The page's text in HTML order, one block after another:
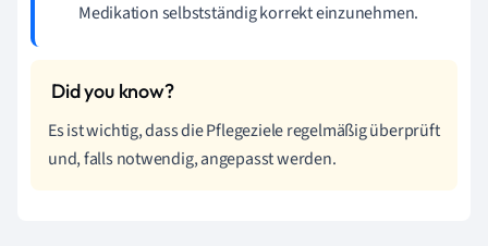
Medikation selbstständig korrekt einzunehmen.
Es ist wichtig, dass die Pflegeziele regelmäßig überprüft
und, falls notwendig, angepasst werden.